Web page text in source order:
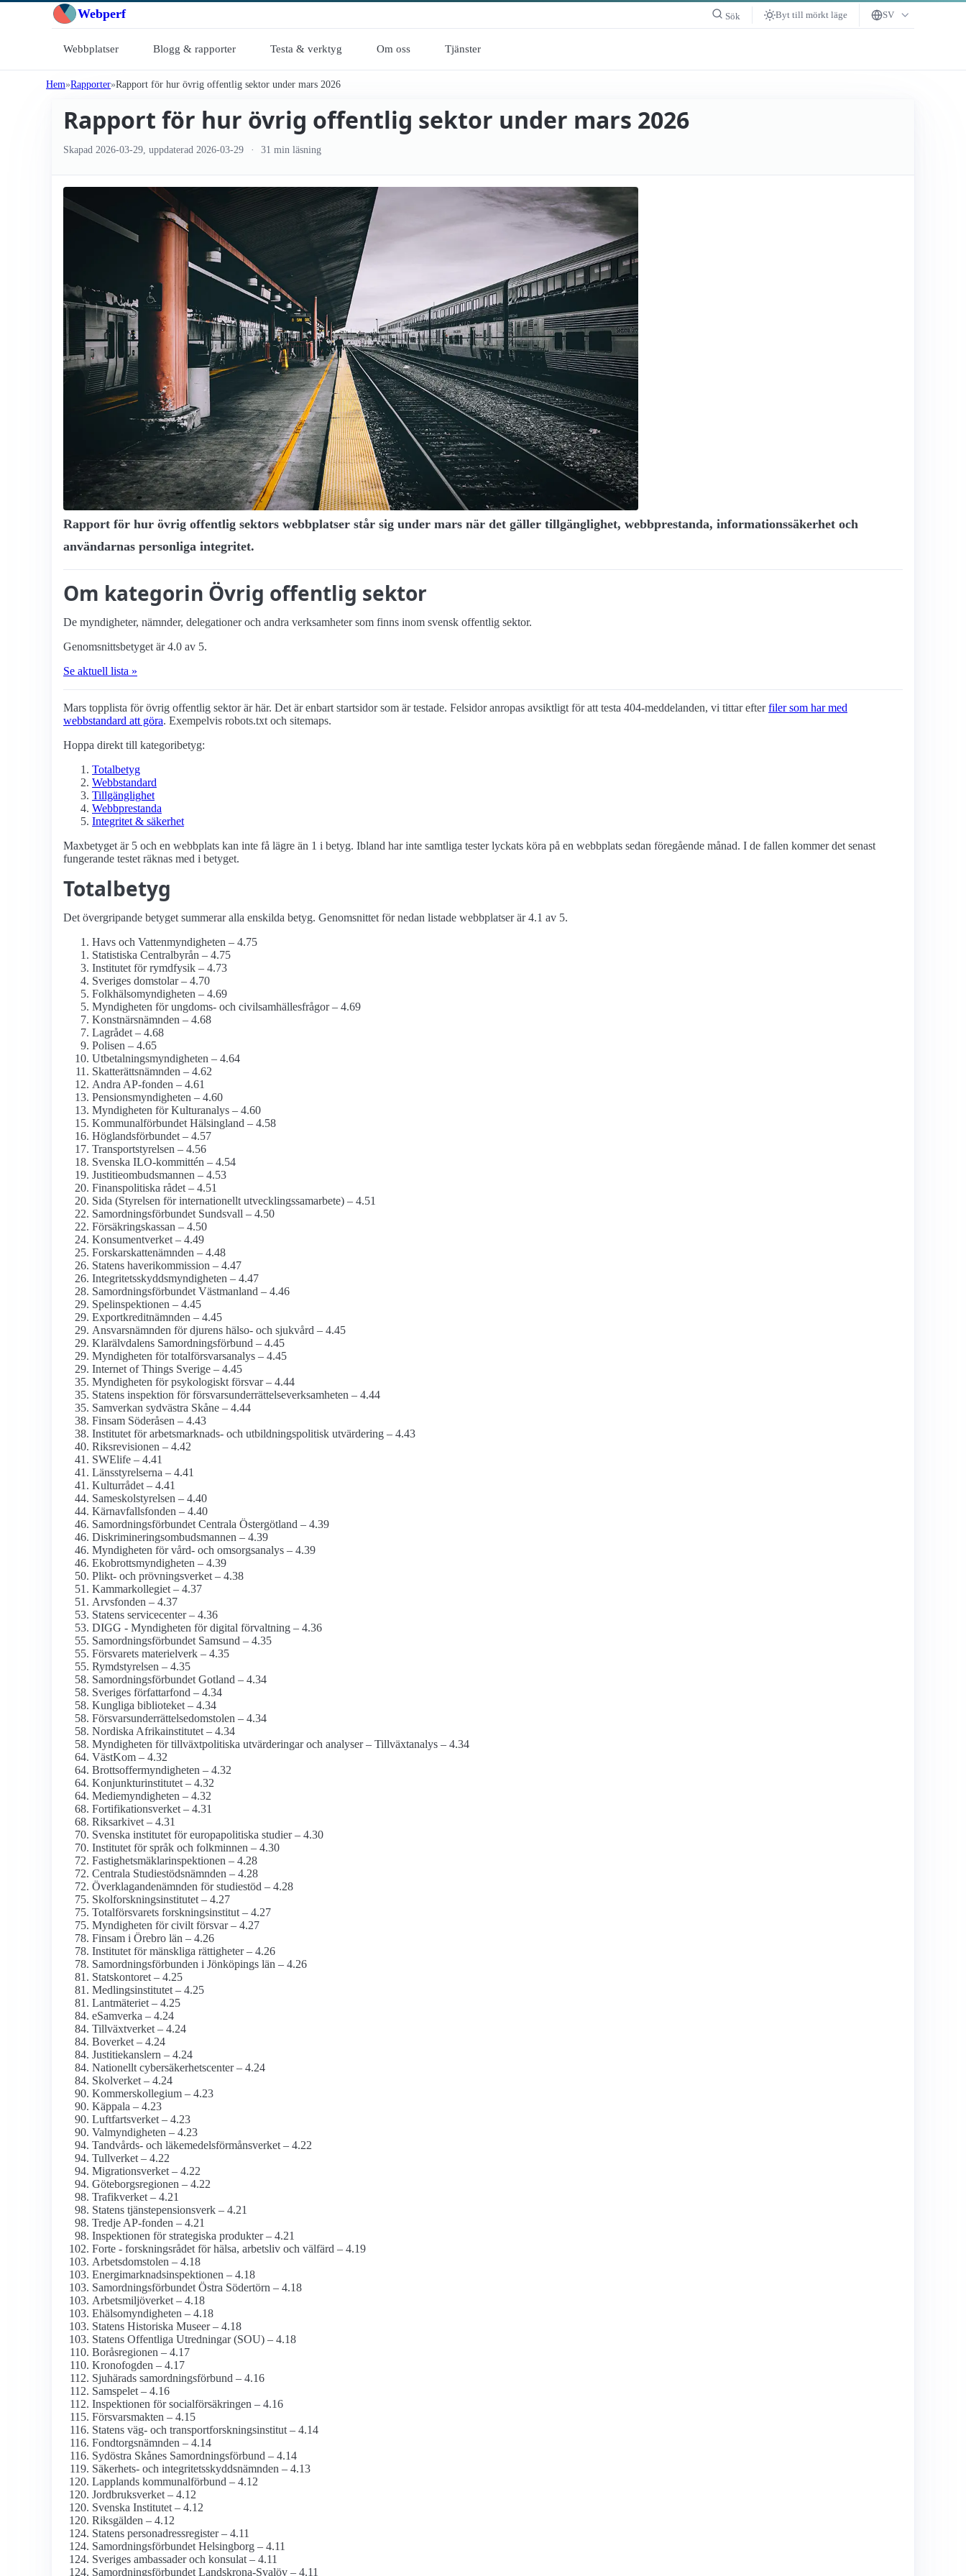
Webperf Sök Byt till mörkt läge SV
Webbplatser Blogg & rapporter Testa & verktyg Om oss Tjänster
Hem Rapporter Rapport för hur övrig offentlig sektor under mars 2026
Rapport för hur övrig offentlig sektor under mars 2026
Skapad 2026-03-29 , uppdaterad 2026-03-29 31 min läsning
Rapport för hur övrig offentlig sektors webbplatser står sig under mars när det gäller tillgänglighet, webbprestanda, informationssäkerhet och
användarnas personliga integritet.
Om kategorin Övrig offentlig sektor
De myndigheter, nämnder, delegationer och andra verksamheter som finns inom svensk offentlig sektor.
Genomsnittsbetyget är 4.0 av 5.
Se aktuell lista »
Mars topplista för övrig offentlig sektor är här. Det är enbart startsidor som är testade. Felsidor anropas avsiktligt för att testa 404-meddelanden, vi tittar efterfiler som har med
webbstandard att göra. Exempelvis robots.txt och sitemaps.
Hoppa direkt till kategoribetyg:
Totalbetyg
Webbstandard
Tillgänglighet
Webbprestanda
Integritet & säkerhet
Maxbetyget är 5 och en webbplats kan inte få lägre än 1 i betyg. Ibland har inte samtliga tester lyckats köra på en webbplats sedan föregående månad. I de fallen kommer det senast
fungerande testet räknas med i betyget.
Totalbetyg
Det övergripande betyget summerar alla enskilda betyg. Genomsnittet för nedan listade webbplatser är 4.1 av 5.
Havs och Vatten­myndigheten – 4.75
Statistiska Centralbyrån – 4.75
Institutet för rymdfysik – 4.73
Sveriges domstolar – 4.70
Folkhälso­myndigheten – 4.69
Myndigheten för ungdoms- och civilsamhälles­frågor – 4.69
Konstnärs­nämnden – 4.68
Lagrådet – 4.68
Polisen – 4.65
Utbetalningsmyndigheten – 4.64
Skatterätts­nämnden – 4.62
Andra AP-fonden – 4.61
Pensions­myndigheten – 4.60
Myndigheten för Kulturanalys – 4.60
Kommunalförbundet Hälsingland – 4.58
Höglandsförbundet – 4.57
Transport­styrelsen – 4.56
Svenska ILO-kommittén – 4.54
Justitie­ombudsmannen – 4.53
Finanspolitiska rådet – 4.51
Sida (Styrelsen för internationellt utvecklings­samarbete) – 4.51
Samordningsförbundet Sundsvall – 4.50
Försäkringskassan – 4.50
Konsument­verket – 4.49
Forskarskatte­nämnden – 4.48
Statens haveri­kommission – 4.47
Integritetsskydds­myndigheten – 4.47
Samordningsförbundet Västmanland – 4.46
Spel­inspektionen – 4.45
Exportkredit­nämnden – 4.45
Ansvarsnämnden för djurens hälso- och sjukvård – 4.45
Klarälvdalens Samordningsförbund – 4.45
Myndigheten för totalförsvarsanalys – 4.45
Internet of Things Sverige – 4.45
Myndigheten för psykologiskt försvar – 4.44
Statens inspektion för försvars­underrättelse­verksamheten – 4.44
Samverkan sydvästra Skåne – 4.44
Finsam Söderåsen – 4.43
Institutet för arbetsmarknads- och utbildnings­politisk utvärdering – 4.43
Riksrevisionen – 4.42
SWElife – 4.41
Länsstyrelserna – 4.41
Kulturrådet – 4.41
Sameskol­styrelsen – 4.40
Kärnavfalls­fonden – 4.40
Samordningsförbundet Centrala Östergötland – 4.39
Diskriminerings­ombudsmannen – 4.39
Myndigheten för vård- och omsorgs­analys – 4.39
Ekobrotts­myndigheten – 4.39
Plikt- och prövningsverket – 4.38
Kammar­kollegiet – 4.37
Arvsfonden – 4.37
Statens servicecenter – 4.36
DIGG - Myndigheten för digital förvaltning – 4.36
Samordningsförbundet Samsund – 4.35
Försvarets materielverk – 4.35
Rymdstyrelsen – 4.35
Samordnings­förbundet Gotland – 4.34
Sveriges författarfond – 4.34
Kungliga biblioteket – 4.34
Försvars­underrättelse­domstolen – 4.34
Nordiska Afrika­institutet – 4.34
Myndigheten för tillväxt­politiska utvärderingar och analyser – Tillväxtanalys – 4.34
VästKom – 4.32
Brottsoffer­myndigheten – 4.32
Konjunktu­rinstitutet – 4.32
Mediemyndigheten – 4.32
Fortifikations­verket – 4.31
Riksarkivet – 4.31
Svenska institutet för europa­politiska studier – 4.30
Institutet för språk och folkminnen – 4.30
Fastighetsmäklar­inspektionen – 4.28
Centrala Studiestöds­nämnden – 4.28
Överklagande­nämnden för studiestöd – 4.28
Skolforsknings­institutet – 4.27
Total­försvarets forsknings­institut – 4.27
Myndigheten för civilt försvar – 4.27
Finsam i Örebro län – 4.26
Institutet för mänskliga rättigheter – 4.26
Samordnings­förbunden i Jönköpings län – 4.26
Statskontoret – 4.25
Medlings­institutet – 4.25
Lantmäteriet – 4.25
eSamverka – 4.24
Tillväxtverket – 4.24
Boverket – 4.24
Justitie­kanslern – 4.24
Nationellt cybersäkerhetscenter – 4.24
Skolverket – 4.24
Kommers­kollegium – 4.23
Käppala – 4.23
Luftfarts­verket – 4.23
Val­myndigheten – 4.23
Tandvårds- och läkemedels­förmåns­verket – 4.22
Tullverket – 4.22
Migrationsverket – 4.22
Göteborgs­regionen – 4.22
Trafikverket – 4.21
Statens tjänste­pensions­verk – 4.21
Tredje AP-fonden – 4.21
Inspektionen för strategiska produkter – 4.21
Forte - forskningsrådet för hälsa, arbetsliv och välfärd – 4.19
Arbets­domstolen – 4.18
Energimarknads­inspektionen – 4.18
Samordningsförbundet Östra Södertörn – 4.18
Arbetsmiljö­verket – 4.18
Ehälso­myndigheten – 4.18
Statens Historiska Museer – 4.18
Statens Offentliga Utredningar (SOU) – 4.18
Boråsregionen – 4.17
Kronofogden – 4.17
Sjuhärads samordningsförbund – 4.16
Samspelet – 4.16
Inspektionen för social­försäkringen – 4.16
Försvarsmakten – 4.15
Statens väg- och transport­forsknings­institut – 4.14
Fondtorgsnämnden – 4.14
Sydöstra Skånes Samordningsförbund – 4.14
Säkerhets- och integritets­skydds­nämnden – 4.13
Lapplands kommunalförbund – 4.12
Jordbruks­verket – 4.12
Svenska Institutet – 4.12
Riksgälden – 4.12
Statens person­adress­register – 4.11
Samordningsförbundet Helsingborg – 4.11
Sveriges ambassader och konsulat – 4.11
Samordningsförbundet Landskrona-Svalöv – 4.11